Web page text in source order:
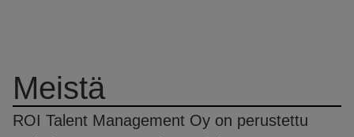
Meistä
ROI Talent Management Oy on perustettu